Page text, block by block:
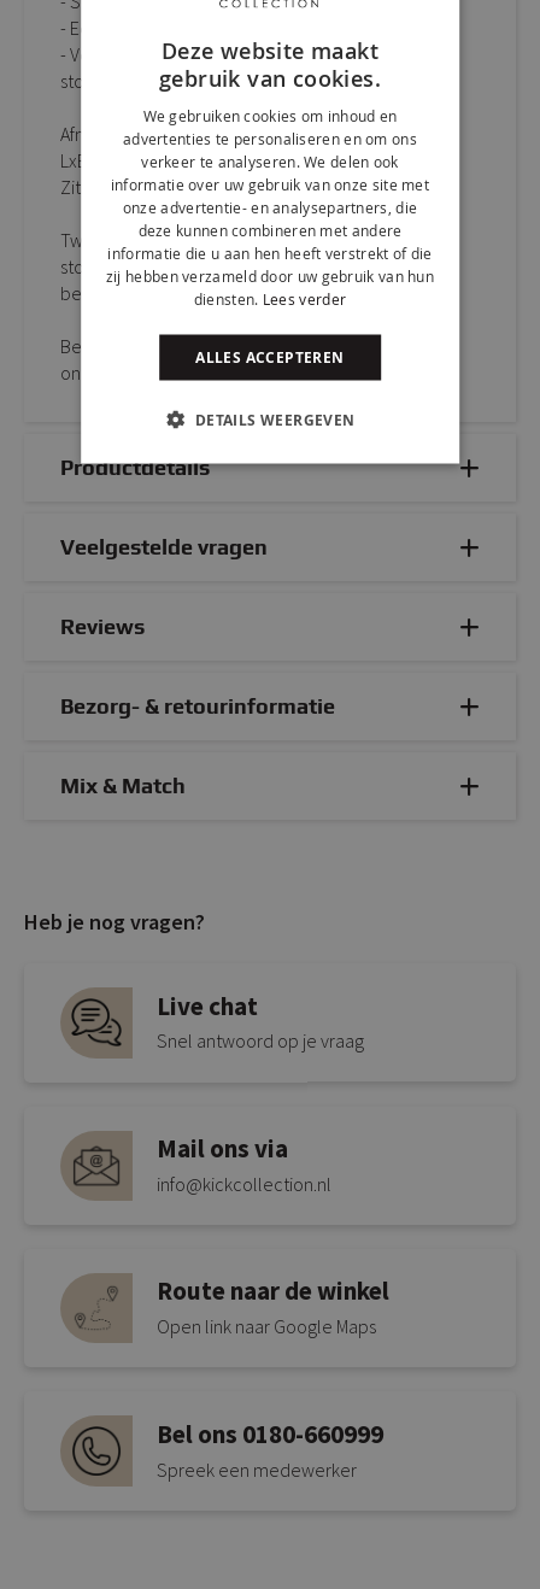
- Eenvoudig te monteren
- Verkrijgbaar in meerdere stijlvolle kleuren,
stofstalen beschikbaar
Afmetingen:
LxBxH: 48 x 56 x 83 cm
Zithoogte: 50 cm
Twijfel over de juiste kleur? Vraag eenvoudig gratis
stofstalen aan en ontdek thuis welke uitvoering het
beste bij jouw interieur past.
Bestel LUC eenvoudig online of kom proefzitten in
onze sfeervolle showroom.
Productdetails
Veelgestelde vragen
Reviews
Bezorg- & retourinformatie
Mix & Match
Heb je nog vragen?
Live chat
Snel antwoord op je vraag
Mail ons via
info@kickcollection.nl
Route naar de winkel
Open link naar Google Maps
Bel ons 0180-660999
Spreek een medewerker
Deze website maakt
gebruik van cookies.
We gebruiken cookies om inhoud en
advertenties te personaliseren en om ons
verkeer te analyseren. We delen ook
informatie over uw gebruik van onze site met
onze advertentie- en analysepartners, die
deze kunnen combineren met andere
informatie die u aan hen heeft verstrekt of die
zij hebben verzameld door uw gebruik van hun
diensten. Lees verder
ALLES ACCEPTEREN
DETAILS WEERGEVEN